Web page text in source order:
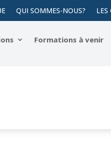
QUI SOMMES-NOUS? LES
Formations à venir